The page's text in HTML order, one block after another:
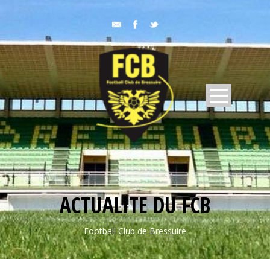
ACTUALITE DU FCB
Football Club de Bressuire